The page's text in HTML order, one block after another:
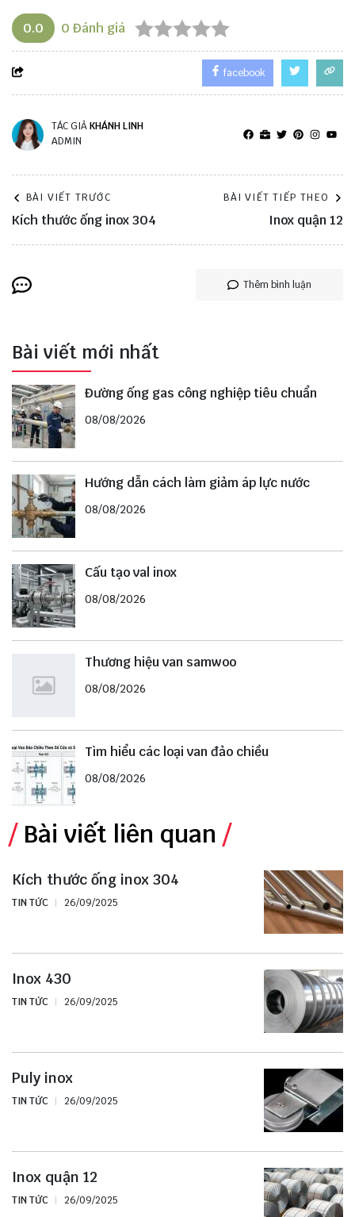
0.0 0 Đánh giá
facebook
TÁC GIẢKHÁNH LINH
ADMIN
BÀI VIẾT TRƯỚC
Kích thước ống inox 304
BÀI VIẾT TIẾP THEO
Inox quận 12
Thêm bình luận
Bài viết mới nhất
Đường ống gas công nghiệp tiêu chuẩn
08/08/2026
Hướng dẫn cách làm giảm áp lực nước
08/08/2026
Cấu tạo val inox
08/08/2026
Thương hiệu van samwoo
08/08/2026
Tìm hiểu các loại van đảo chiều
08/08/2026
Bài viết liên quan
Kích thước ống inox 304
TIN TỨC 26/09/2025
Inox 430
TIN TỨC 26/09/2025
Puly inox
TIN TỨC 26/09/2025
Inox quận 12
TIN TỨC 26/09/2025